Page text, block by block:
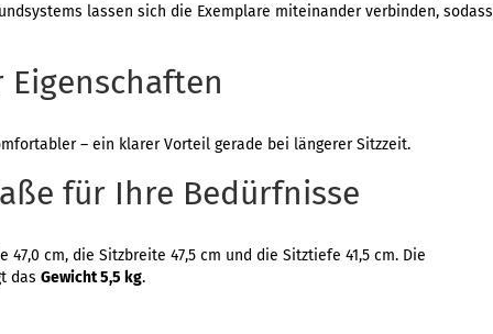
lassen sich die Exemplare miteinander verbinden, sodass
– ein klarer Vorteil gerade bei längerer Sitzzeit.
für Ihre Bedürfnisse
cm, die Sitzbreite 47,5 cm und die Sitztiefe 41,5 cm. Die
das Gewicht 5,5 kg.